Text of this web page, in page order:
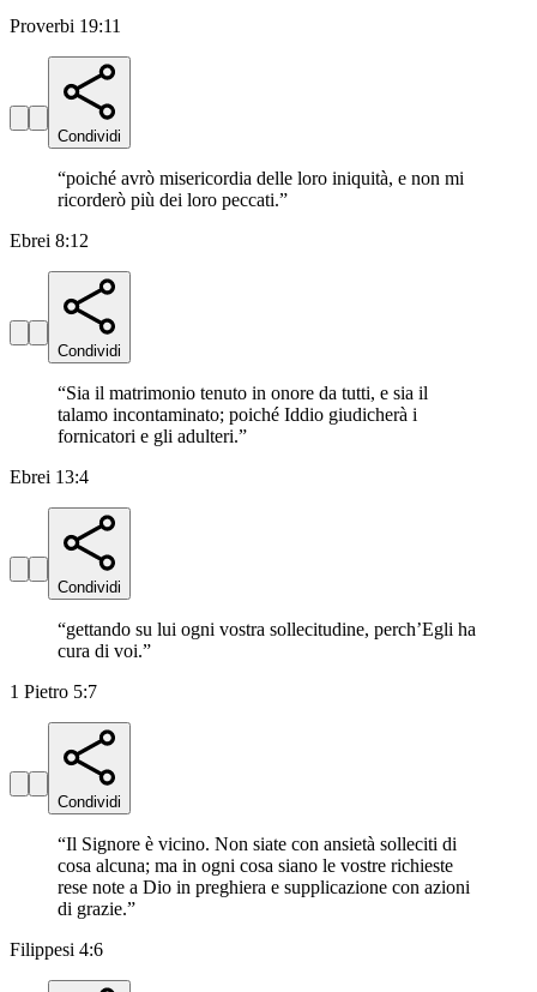
Proverbi 19:11
Condividi
“poiché avrò misericordia delle loro iniquità, e non mi
ricorderò più dei loro peccati.”
Ebrei 8:12
Condividi
“Sia il matrimonio tenuto in onore da tutti, e sia il
talamo incontaminato; poiché Iddio giudicherà i
fornicatori e gli adulteri.”
Ebrei 13:4
Condividi
“gettando su lui ogni vostra sollecitudine, perch’Egli ha
cura di voi.”
1 Pietro 5:7
Condividi
“Il Signore è vicino. Non siate con ansietà solleciti di
cosa alcuna; ma in ogni cosa siano le vostre richieste
rese note a Dio in preghiera e supplicazione con azioni
di grazie.”
Filippesi 4:6